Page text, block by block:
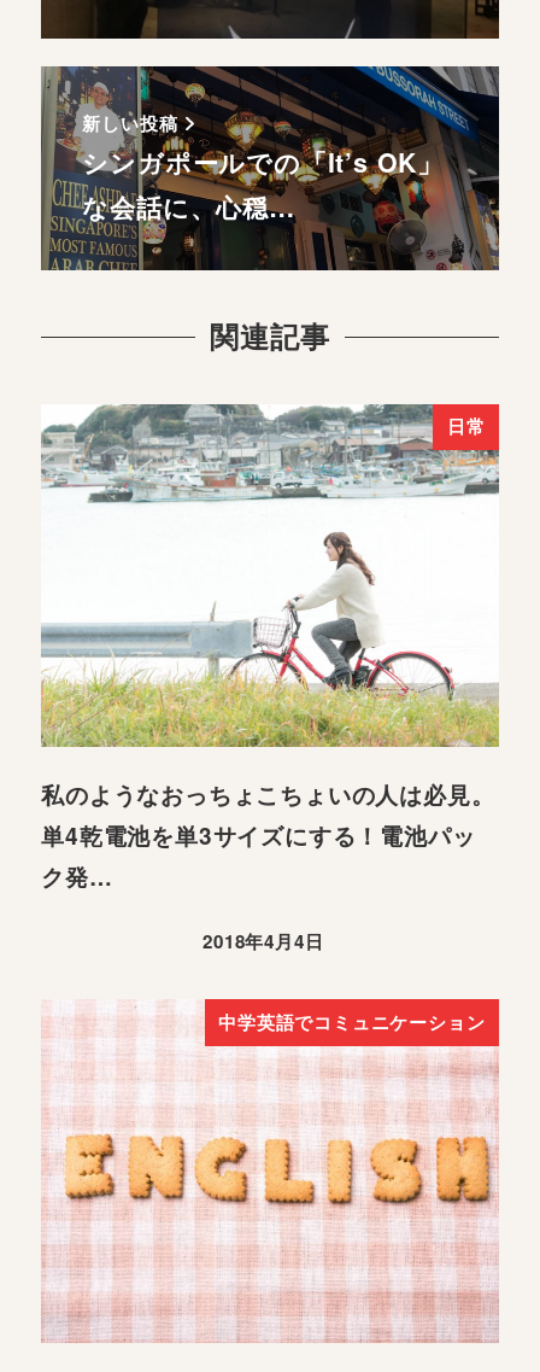
新しい投稿
シンガポールでの「It’s OK」
な会話に、心穏…
関連記事
日常
私のようなおっちょこちょいの人は必見。
単4乾電池を単3サイズにする！電池パッ
ク発…
2018年4月4日
中学英語でコミュニケーション